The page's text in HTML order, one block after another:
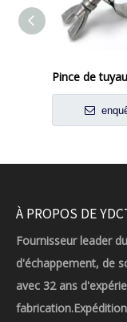
À PROPOS DE
Fournisseur leader
d'échappement, de
avec 32 ans